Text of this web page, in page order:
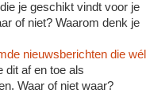
je geschikt vindt voor je
of niet? Waarom denk je
nieuwsberichten die wél
dit af en toe als
Waar of niet waar?